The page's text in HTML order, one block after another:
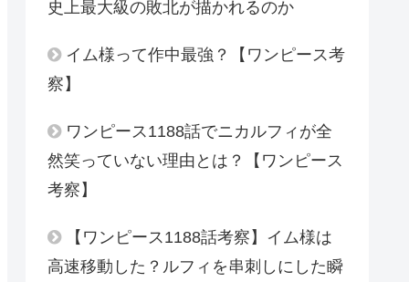
史上最大級の敗北が描かれるのか
イム様って作中最強？【ワンピース考
察】
ワンピース1188話でニカルフィが全
然笑っていない理由とは？【ワンピース
考察】
【ワンピース1188話考察】イム様は
高速移動した？ルフィを串刺しにした瞬